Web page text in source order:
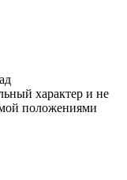
характер и не
положениями